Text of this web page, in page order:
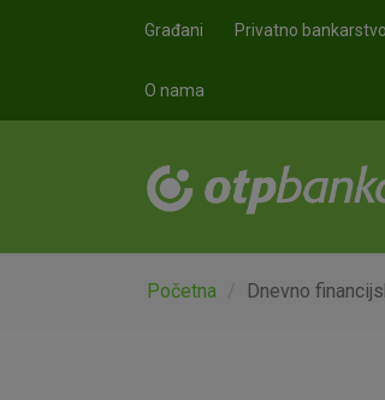
Građani Privatno bankarstvo
O nama
Početna Dnevno